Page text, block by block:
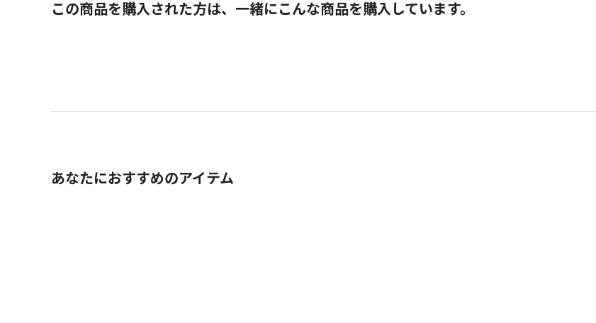
この商品を購入された方は、一緒にこんな商品を購入しています。
あなたにおすすめのアイテム